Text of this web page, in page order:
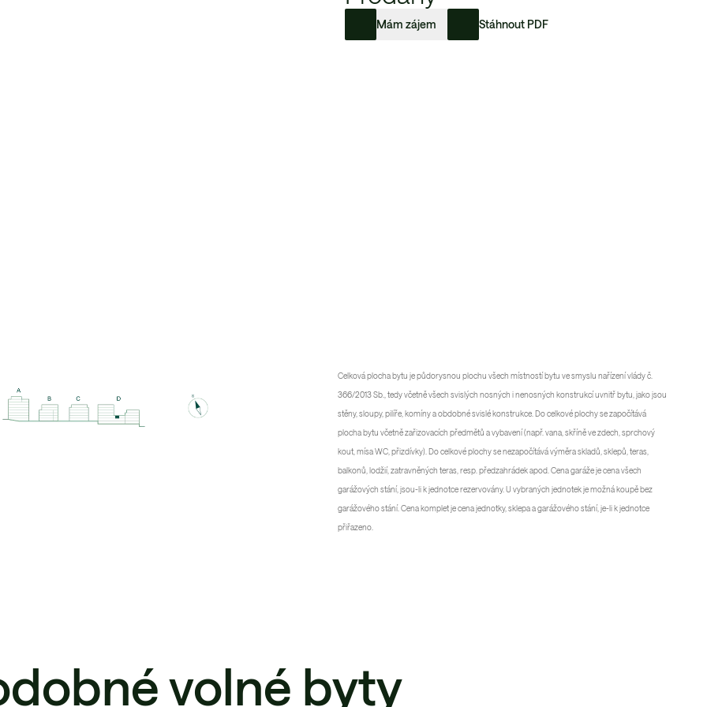
Mám zájem Stáhnout PDF
Celková plocha bytu je půdorysnou plochu všech místností bytu ve smyslu nařízení vlády č.
366/2013 Sb., tedy včetně všech svislých nosných i nenosných konstrukcí uvnitř bytu, jako jsou
stěny, sloupy, pilíře, komíny a obdobné svislé konstrukce. Do celkové plochy se započítává
plocha bytu včetně zařizovacích předmětů a vybavení (např. vana, skříně ve zdech, sprchový
kout, mísa WC, přizdívky). Do celkové plochy se nezapočítává výměra skladů, sklepů, teras,
balkonů, lodžií, zatravněných teras, resp. předzahrádek apod. Cena garáže je cena všech
garážových stání, jsou-li k jednotce rezervovány. U vybraných jednotek je možná koupě bez
garážového stání. Cena komplet je cena jednotky, sklepa a garážového stání, je-li k jednotce
přiřazeno.
volné byty